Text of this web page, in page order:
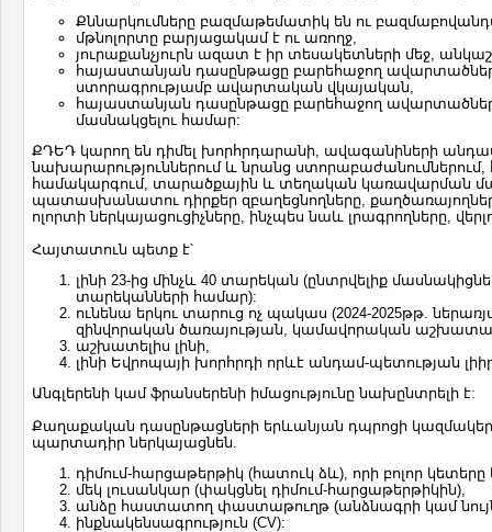
Քննարկումները բազմաթեմատիկ են ու
մթնոլորտը բարյացակամ է ու առողջ,
յուրաքանչյուրն ազատ է իր տեսակետների մեջ,
հայաստանյան դասընթացը բարեհաջող
ստորագրությամբ ավարտական վկայական,
հայաստանյան դասընթացը բարեհաջող ավարտածները
մասնակցելու համար:
ՔԴԵԴ կարող են դիմել խորհրդարանի, ավագանիների
նախարարություններում և նրանց
համակարգում, տարածքային և տեղական կառավարման
պատասխանատու դիրքեր զբաղեցնողները,
ոլորտի ներկայացուցիչները, ինչպես նաև լրագրողները,
Հայտատուն պետք է՝
լինի 23-ից մինչև 40 տարեկան (ընտրվելիք
տարեկանների համար):
ունենա երկու տարուց ոչ պակաս (2024-2025թթ.
զինվորական ծառայության, կամավորական
աշխատելիս լինի,
լինի Եվրոպայի խորհրդի որևէ անդամ-պետության
Անգլերենի կամ ֆրանսերենի իմացությունը նախընտրելի է:
Քաղաքական դասընթացների երևանյան դպրոցի
պարտադիր ներկայացնեն.
դիմում-հարցաթերթիկ (հատուկ ձև), որի բոլոր
մեկ լուսանկար (փակցնել դիմում-հարցաթերթիկին),
անձը հաստատող փաստաթուղթ (անձնագրի կամ
ինքնակենսագրություն (CV):